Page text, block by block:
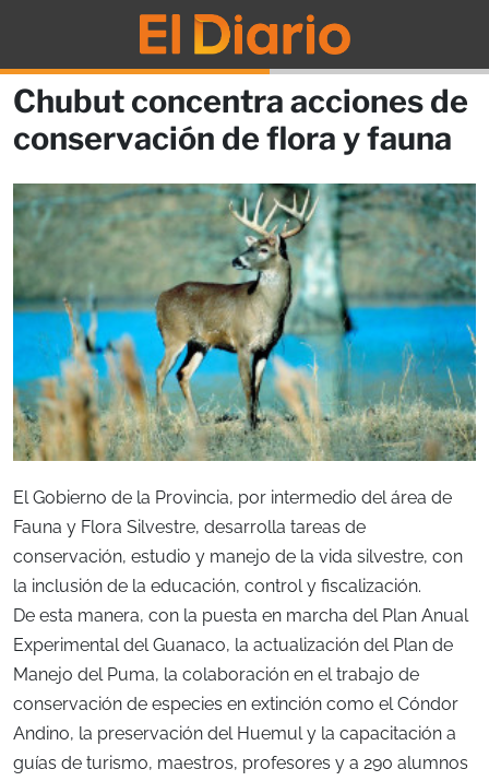
Chubut concentra acciones de
conservación de flora y fauna
El Gobierno de la Provincia, por intermedio del área de
Fauna y Flora Silvestre, desarrolla tareas de
conservación, estudio y manejo de la vida silvestre, con
la inclusión de la educación, control y fiscalización.
De esta manera, con la puesta en marcha del Plan Anual
Experimental del Guanaco, la actualización del Plan de
Manejo del Puma, la colaboración en el trabajo de
conservación de especies en extinción como el Cóndor
Andino, la preservación del Huemul y la capacitación a
guías de turismo, maestros, profesores y a 290 alumnos